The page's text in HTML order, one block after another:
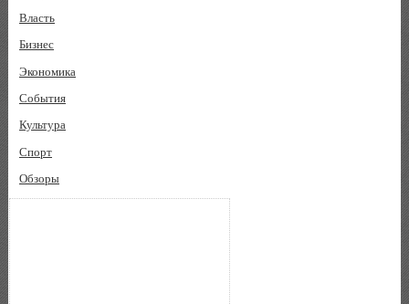
Власть
Бизнес
Экономика
События
Культура
Спорт
Обзоры